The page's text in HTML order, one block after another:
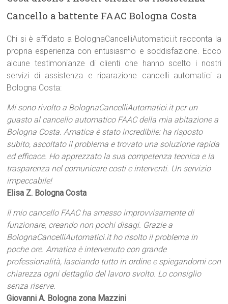
Cancello a battente FAAC Bologna Costa
Chi si è affidato a BolognaCancelliAutomatici.it racconta la
propria esperienza con entusiasmo e soddisfazione. Ecco
alcune testimonianze di clienti che hanno scelto i nostri
servizi di assistenza e riparazione cancelli automatici a
Bologna Costa:
Mi sono rivolto a BolognaCancelliAutomatici.it per un
guasto al cancello automatico FAAC della mia abitazione a
Bologna Costa. Amatica è stato incredibile: ha risposto
subito, ascoltato il problema e trovato una soluzione rapida
ed efficace. Ho apprezzato la sua competenza tecnica e la
trasparenza nel comunicare costi e interventi. Un servizio
impeccabile!
Elisa Z. Bologna Costa
Il mio cancello FAAC ha smesso improvvisamente di
funzionare, creando non pochi disagi. Grazie a
BolognaCancelliAutomatici.it ho risolto il problema in
poche ore. Amatica è intervenuto con grande
professionalità, lasciando tutto in ordine e spiegandomi con
chiarezza ogni dettaglio del lavoro svolto. Lo consiglio
senza riserve.
Giovanni A. Bologna zona Mazzini